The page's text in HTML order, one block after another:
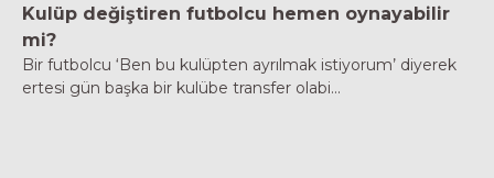
Kulüp değiştiren futbolcu hemen oynayabilir
mi?
Bir futbolcu ‘Ben bu kulüpten ayrılmak istiyorum’ diyerek
ertesi gün başka bir kulübe transfer olabi...